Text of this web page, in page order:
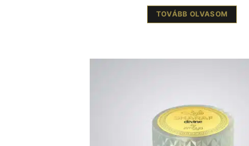
TOVÁBB OLVASOM